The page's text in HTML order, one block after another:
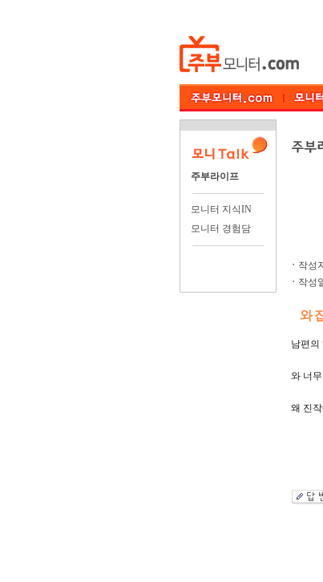
주부라이프
모니터 지식IN
모니터 경험담
ㆍ 작성
ㆍ 작성
와
남편의
와 너
왜 진